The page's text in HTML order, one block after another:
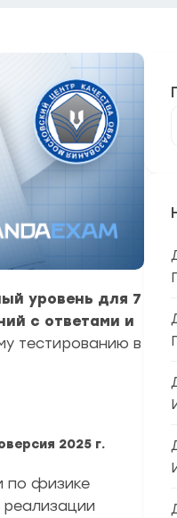
уровень для 7
с ответами и
тестированию в
2025 г.
по физике